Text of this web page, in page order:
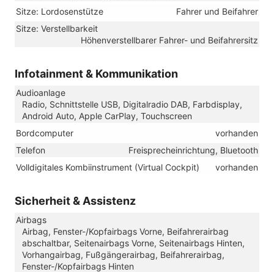
Sitze: Lordosenstütze
Fahrer und Beifahrer
Sitze: Verstellbarkeit
Höhenverstellbarer Fahrer- und Beifahrersitz
Infotainment & Kommunikation
Audioanlage
Radio, Schnittstelle USB, Digitalradio DAB, Farbdisplay,
Android Auto, Apple CarPlay, Touchscreen
Bordcomputer
vorhanden
Telefon
Freisprecheinrichtung, Bluetooth
Volldigitales Kombiinstrument (Virtual Cockpit)
vorhanden
Sicherheit & Assistenz
Airbags
Airbag, Fenster-/Kopfairbags Vorne, Beifahrerairbag
abschaltbar, Seitenairbags Vorne, Seitenairbags Hinten,
Vorhangairbag, Fußgängerairbag, Beifahrerairbag,
Fenster-/Kopfairbags Hinten